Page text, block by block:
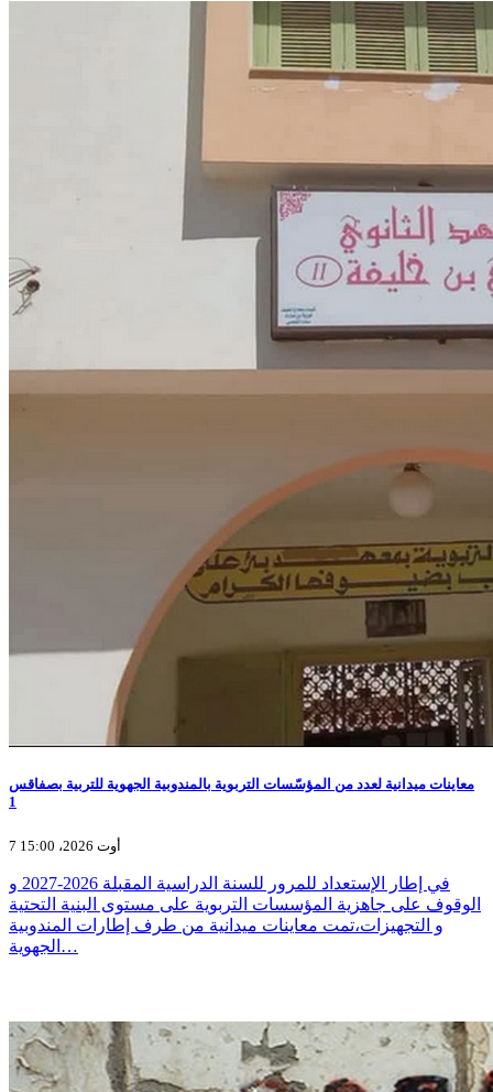
معاينات ميدانية لعدد من المؤسّسات التربوية بالمندوبية الجهوية للتربية بصفاقس
1
7 أوت 2026، 15:00
في إطار الإستعداد للمرور للسنة الدراسية المقبلة 2026-2027 و
الوقوف على جاهزية المؤسسات التربوية على مستوى البنية التحتية
و التجهيزات،تمت معاينات ميدانية من طرف إطارات المندوبية
الجهوية…